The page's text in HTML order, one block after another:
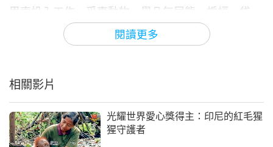
閱讀更多
思索投入工作，受惠動物，舉凡無尾熊、蝙蝠、袋
鼠、沙袋鼠、袋貂、鳥類、貓、狗，甚至企鵝等。
救援合作工藝協會頒授光耀世界愛心獎和一萬五千美
大欽佩與感激向動物救援合作工藝協會頒發光耀世界
愛心獎，您善用自身才華援助叢林大火期間遭逢災難
相關影片
光耀世界愛心獎得主：印尼的紅毛猩
猩守護者